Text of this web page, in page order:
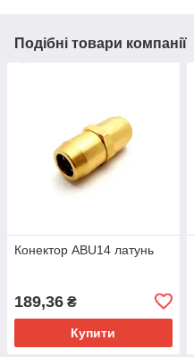
Подібні товари компанії
Конектор ABU14 латунь
189,36 ₴
Купити